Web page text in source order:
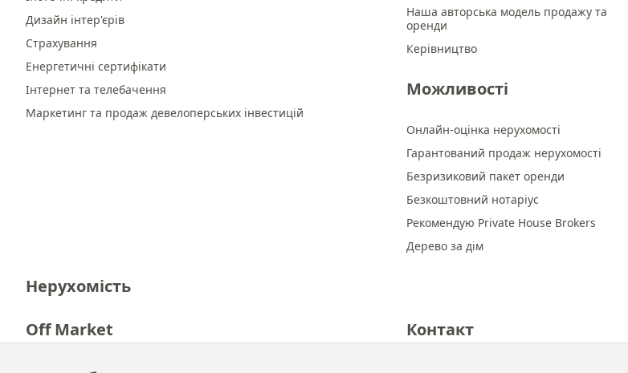
Дизайн інтер'єрів
Страхування
Енергетичні сертифікати
Інтернет та телебачення
Маркетинг та продаж девелоперських інвестицій
Наша авторська модель продажу та
оренди
Керівництво
Можливості
Онлайн-оцінка нерухомості
Гарантований продаж нерухомості
Безризиковий пакет оренди
Безкоштовний нотаріус
Рекомендую Private House Brokers
Дерево за дім
Нерухомість
Off Market
Контакт